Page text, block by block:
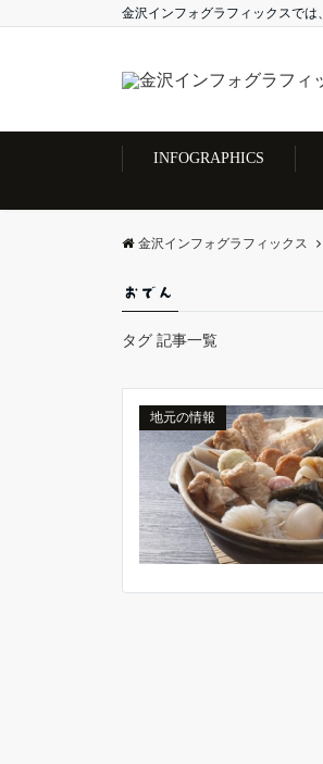
金沢インフォグラフィックスでは
INFOGRAPHICS
金沢インフォグラフィックス
おでん
タグ 記事一覧
地元の情報